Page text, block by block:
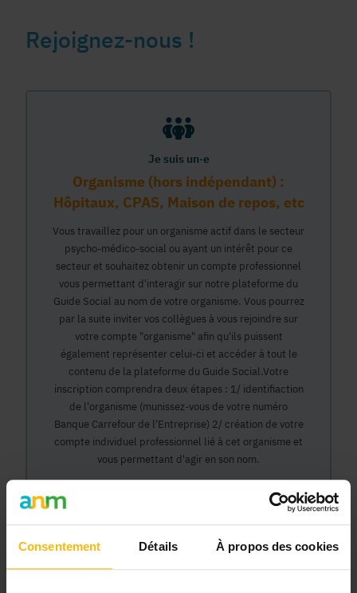
Consentement Détails À propos des cookies
Rejoignez-nous !
Je suis un·e
Organisme (hors indépendant) :
Hôpitaux, CPAS, Maison de repos, etc
Vous travaillez pour un organisme actif dans le secteur
psycho-médico-social ou ayant un intérêt pour ce
secteur et souhaitez obtenir un compte professionnel
vous permettant d'interagir sur notre plateforme du
Guide Social au nom de votre organisme. Vous pourrez
par la suite inviter vos collègues à vous rejoindre sur
votre compte "organisme" afin qu'ils puissent
également représenter celui-ci et accéder à tout le
contenu de la plateforme du Guide Social.Votre
inscription comprendra deux étapes : 1/ identifiaction
de l'organisme (munissez-vous de votre numéro
Banque Carrefour de l'Entreprise) 2/ création de votre
compte individuel professionnel lié à cet organisme et
vous permettant d'agir en son nom.